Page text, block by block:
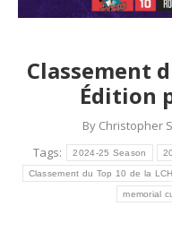
Classement
Édition
By Christopher
Tags:
2024-25 Season
Classement du Top 10 de la LCH
memorial